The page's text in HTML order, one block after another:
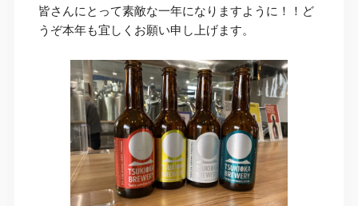
皆さんにとって素敵な一年になりますように！！ど
うぞ本年も宜しくお願い申し上げます。